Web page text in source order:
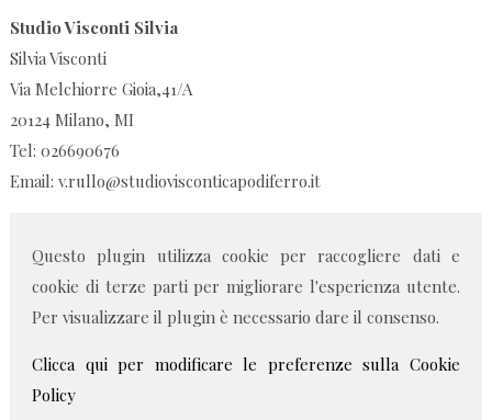
Studio Visconti Silvia
Silvia Visconti
Via Melchiorre Gioia,41/A
20124 Milano, MI
Tel: 026690676
Email: v.rullo@studiovisconticapodiferro.it
Questo plugin utilizza cookie per raccogliere dati e
cookie di terze parti per migliorare l'esperienza utente.
Per visualizzare il plugin è necessario dare il consenso.
Clicca qui per modificare le preferenze sulla Cookie
Policy